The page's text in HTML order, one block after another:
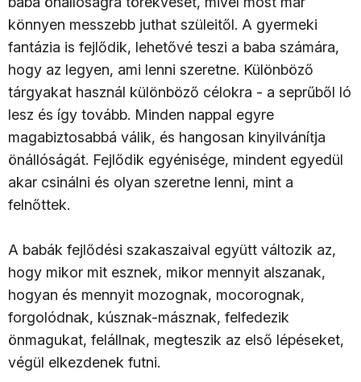
könnyen messzebb juthat szüleitől. A gyermeki
fantázia is fejlődik, lehetővé teszi a baba számára,
hogy az legyen, ami lenni szeretne. Különböző
tárgyakat használ különböző célokra - a seprűből ló
lesz és így tovább. Minden nappal egyre
magabiztosabbá válik, és hangosan kinyilvánítja
önállóságát. Fejlődik egyénisége, mindent egyedül
akar csinálni és olyan szeretne lenni, mint a
felnőttek.
A babák fejlődési szakaszaival együtt változik az,
hogy mikor mit esznek, mikor mennyit alszanak,
hogyan és mennyit mozognak, mocorognak,
forgolódnak, kúsznak-másznak, felfedezik
önmagukat, felállnak, megteszik az első lépéseket,
végül elkezdenek futni.